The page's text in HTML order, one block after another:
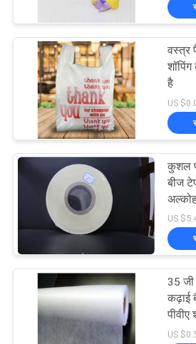
गुणवत्ता
नियंत्रण
समाचार
उद्धरण
साइटमैप
PRIVACY
POLICY
कढ़ाई के लिए
घुलनशील फिल्म
पीवीए जल
वस्त्र
है
कुशल
बीज
US
35
कढ़ाई
प्रकार
US